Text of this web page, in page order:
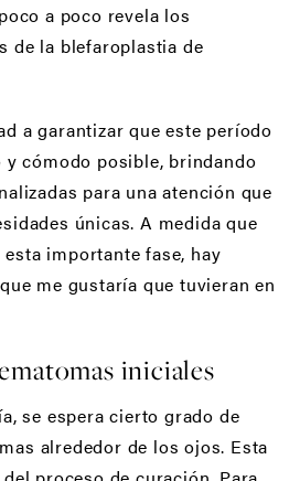
a poco revela los
de la blefaroplastia de
a garantizar que este período
cómodo posible, brindando
para una atención que
únicas. A medida que
importante fase, hay
me gustaría que tuvieran en
iniciales
se espera cierto grado de
alrededor de los ojos. Esta